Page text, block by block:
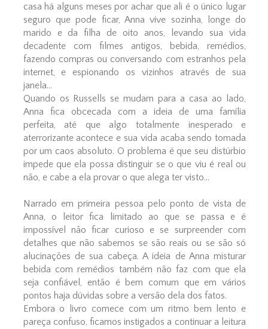
casa há alguns meses por achar que ali é o único lugar
seguro que pode ficar, Anna vive sozinha, longe do
marido e da filha de oito anos, levando sua vida
decadente com filmes antigos, bebida, remédios,
fazendo compras ou conversando com estranhos pela
internet, e espionando os vizinhos através de sua
janela...
Quando os Russells se mudam para a casa ao lado,
Anna fica obcecada com a ideia de uma família
perfeita, até que algo totalmente inesperado e
aterrorizante acontece e sua vida acaba sendo tomada
por um caos absoluto. O problema é que seu distúrbio
impede que ela possa distinguir se o que viu é real ou
não, e cabe a ela provar o que alega ter visto...
Narrado em primeira pessoa pelo ponto de vista de
Anna, o leitor fica limitado ao que se passa e é
impossível não ficar curioso e se surpreender com
detalhes que não sabemos se são reais ou se são só
alucinações de sua cabeça. A ideia de Anna misturar
bebida com remédios também não faz com que ela
seja confiável, então é bem comum que em vários
pontos haja dúvidas sobre a versão dela dos fatos.
Embora o livro comece com um ritmo bem lento e
pareça confuso, ficamos instigados a continuar a leitura